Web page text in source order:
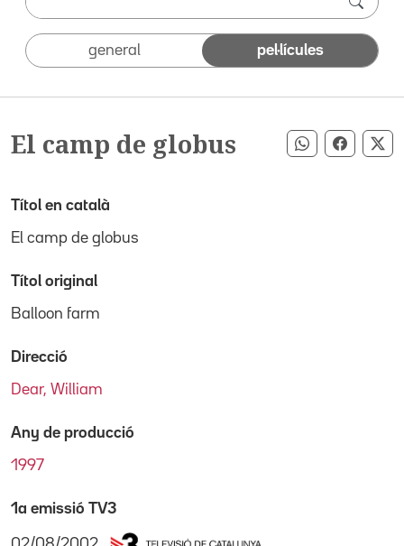
general pel·lícules
El camp de globus Compartir
Títol en català
El camp de globus
Títol original
Balloon farm
Direcció
Dear, William
Any de producció
1997
1a emissió TV3